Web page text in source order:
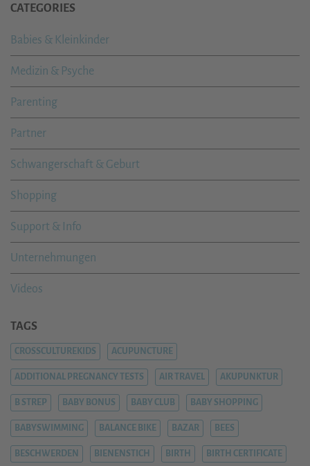
CATEGORIES
Babies & Kleinkinder
Medizin & Psyche
Parenting
Partner
Schwangerschaft & Geburt
Shopping
Support & Info
Unternehmungen
Videos
TAGS
CROSSCULTUREKIDS ACUPUNCTURE
ADDITIONAL PREGNANCY TESTS AIR TRAVEL AKUPUNKTUR
B STREP BABY BONUS BABY CLUB BABY SHOPPING
BABYSWIMMING BALANCE BIKE BAZAR BEES
BESCHWERDEN BIENENSTICH BIRTH BIRTH CERTIFICATE